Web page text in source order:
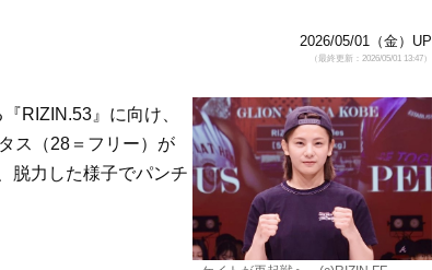
2026/05/01（金）UP
（最終更新：2026/05/01 13:47）
RIZIN.53』に向け、
ス（28＝フリー）が
脱力した様子でパンチ